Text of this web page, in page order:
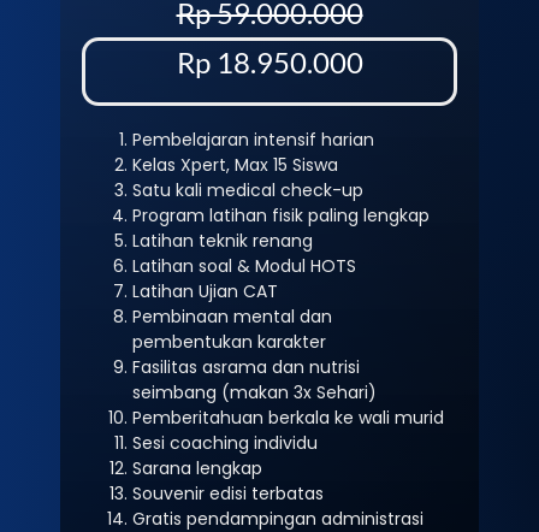
Rp 59.000.000
Rp 18.950.000
Pembelajaran intensif harian
Kelas Xpert, Max 15 Siswa
Satu kali medical check-up
Program latihan fisik paling lengkap
Latihan teknik renang
Latihan soal & Modul HOTS
Latihan Ujian CAT
Pembinaan mental dan
pembentukan karakter
Fasilitas asrama dan nutrisi
seimbang (makan 3x Sehari)
Pemberitahuan berkala ke wali murid
Sesi coaching individu
Sarana lengkap
Souvenir edisi terbatas
Gratis pendampingan administrasi